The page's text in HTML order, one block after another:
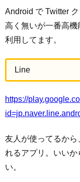
Android で Twitter
高く無いが一番高
利用してます。
Line
https://
友人が使ってるから
れるアプリ。いい
い。